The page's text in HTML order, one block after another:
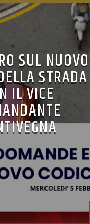
SUL NUOVO
STRADA
IL VICE